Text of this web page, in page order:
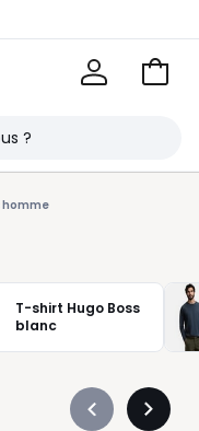
Voir
homme
T-shirt Hugo Boss
blanc
Précédent